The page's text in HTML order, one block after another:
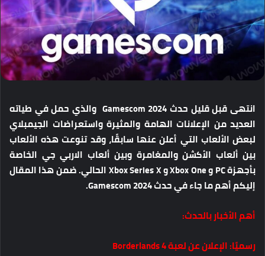
انتهى قبل قليل حدث Gamescom 2024 والذي حمل في طياته
العديد من الإعلانات الهامة والمثيرة واستعراضات الجيمبلاي
لبعض الألعاب التي أعلن عنها سابقًا، وقد تنوعت هذه الألعاب
بين ألعاب الأكشن والمغامرة وبين ألعاب الاربي جي الخاصة
بأجهزة PC و Xbox One و Xbox Series X الحالي. ضمن هذا المقال
إليكم أهم ما جاء في حدث Gamescom 2024.
أهم الأخبار بالحدث:
رسميًا: الإعلان عن لعبة Borderlands 4